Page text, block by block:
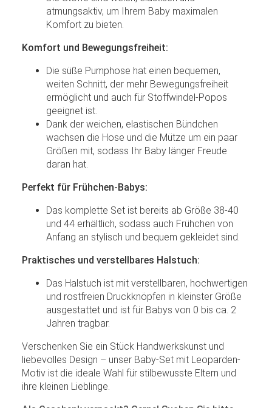
atmungsaktiv, um Ihrem Baby maximalen
Komfort zu bieten.
Komfort und Bewegungsfreiheit:
Die süße Pumphose hat einen bequemen,
weiten Schnitt, der mehr Bewegungsfreiheit
ermöglicht und auch für Stoffwindel-Popos
geeignet ist.
Dank der weichen, elastischen Bündchen
wachsen die Hose und die Mütze um ein paar
Größen mit, sodass Ihr Baby länger Freude
daran hat.
Perfekt für Frühchen-Babys:
Das komplette Set ist bereits ab Größe 38-40
und 44 erhältlich, sodass auch Frühchen von
Anfang an stylisch und bequem gekleidet sind.
Praktisches und verstellbares Halstuch:
Das Halstuch ist mit verstellbaren, hochwertigen
und rostfreien Druckknöpfen in kleinster Größe
ausgestattet und ist für Babys von 0 bis ca. 2
Jahren tragbar.
Verschenken Sie ein Stück Handwerkskunst und
liebevolles Design – unser Baby-Set mit Leoparden-
Motiv ist die ideale Wahl für stilbewusste Eltern und
ihre kleinen Lieblinge.